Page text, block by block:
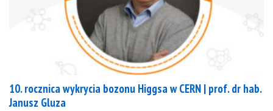
10. rocznica wykrycia bozonu Higgsa w CERN | prof. dr hab.
Janusz Gluza